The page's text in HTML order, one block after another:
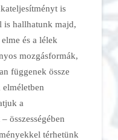
is
hallhatunk majd,
és a lélek
mozgásformák,
függenek össze
a
összességében
térhetünk